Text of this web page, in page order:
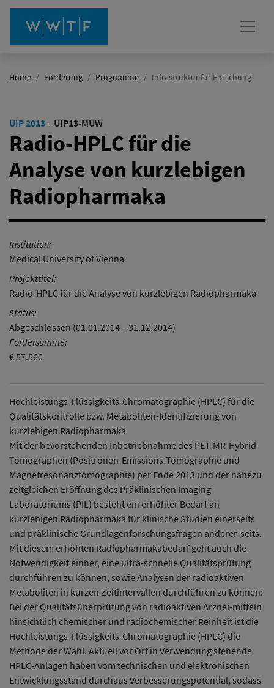
Home Förderung Programme Infrastruktur für Forschung(Aktiv)
UIP 2013– UIP13-MUW
Radio-HPLC für die
Analyse von kurzlebigen
Radiopharmaka
Institution:
Medical University of Vienna
Projekttitel:
Radio-HPLC für die Analyse von kurzlebigen Radiopharmaka
Status:
Abgeschlossen (01.01.2014 – 31.12.2014)
Fördersumme:
€ 57.560
Hochleistungs-Flüssigkeits-Chromatographie (HPLC) für die
Qualitätskontrolle bzw. Metaboliten-Identifizierung von
kurzlebigen Radiopharmaka
Mit der bevorstehenden Inbetriebnahme des PET-MR-Hybrid-
Tomographen (Positronen-Emissions-Tomographie und
Magnetresonanztomographie) per Ende 2013 und der nahezu
zeitgleichen Eröffnung des Präklinischen Imaging
Laboratoriums (PIL) besteht ein erhöhter Bedarf an
kurzlebigen Radiopharmaka für klinische Studien einerseits
und präklinische Grundlagenforschungsfragen anderer-seits.
Mit diesem erhöhten Radiopharmakabedarf geht auch die
Notwendigkeit einher, eine ultra-schnelle Qualitätsprüfung
durchführen zu können, sowie Analysen der radioaktiven
Metaboliten in kurzen Zeitintervallen durchführen zu können:
Bei der Qualitätsüberprüfung von radioaktiven Arznei-mitteln
hinsichtlich chemischer und radiochemischer Reinheit ist die
Hochleistungs-Flüssigkeits-Chromatographie (HPLC) die
Methode der Wahl. Aktuell vor Ort in Verwendung stehende
HPLC-Anlagen haben vom technischen und elektronischen
Entwicklungsstand durchaus Verbesserungspotential, sodass